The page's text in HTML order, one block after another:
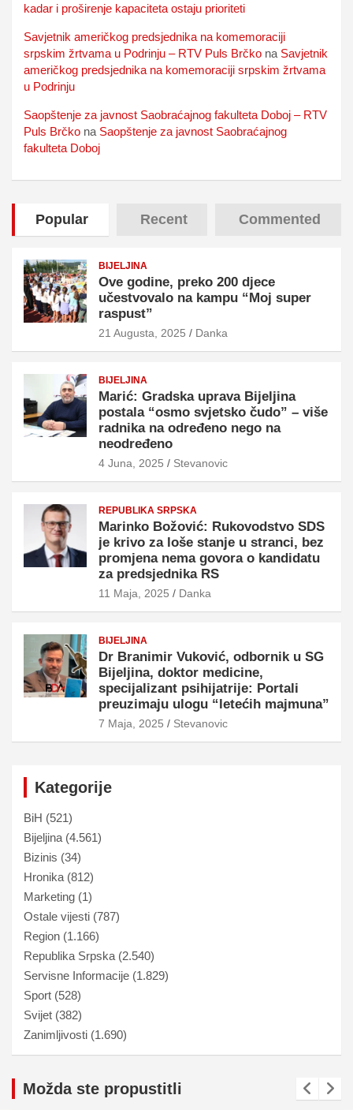
kadar i proširenje kapaciteta ostaju prioriteti
Savjetnik američkog predsjednika na komemoraciji
srpskim žrtvama u Podrinju – RTV Puls Brčko na Savjetnik
američkog predsjednika na komemoraciji srpskim žrtvama
u Podrinju
Saopštenje za javnost Saobraćajnog fakulteta Doboj – RTV
Puls Brčko na Saopštenje za javnost Saobraćajnog
fakulteta Doboj
Popular Recent Commented
BIJELJINA
Ove godine, preko 200 djece
učestvovalo na kampu “Moj super
raspust”
21 Augusta, 2025 Danka
BIJELJINA
Marić: Gradska uprava Bijeljina
postala “osmo svjetsko čudo” – više
radnika na određeno nego na
neodređeno
4 Juna, 2025 Stevanovic
REPUBLIKA SRPSKA
Marinko Božović: Rukovodstvo SDS
je krivo za loše stanje u stranci, bez
promjena nema govora o kandidatu
za predsjednika RS
11 Maja, 2025 Danka
BIJELJINA
Dr Branimir Vuković, odbornik u SG
Bijeljina, doktor medicine,
specijalizant psihijatrije: Portali
preuzimaju ulogu “letećih majmuna”
7 Maja, 2025 Stevanovic
Kategorije
BiH (521)
Bijeljina(4.561)
Bizinis (34)
Hronika(812)
Marketing (1)
Ostale vijesti (787)
Region (1.166)
Republika Srpska(2.540)
Servisne Informacije (1.829)
Sport (528)
Svijet (382)
Zanimljivosti (1.690)
Možda ste propustitli